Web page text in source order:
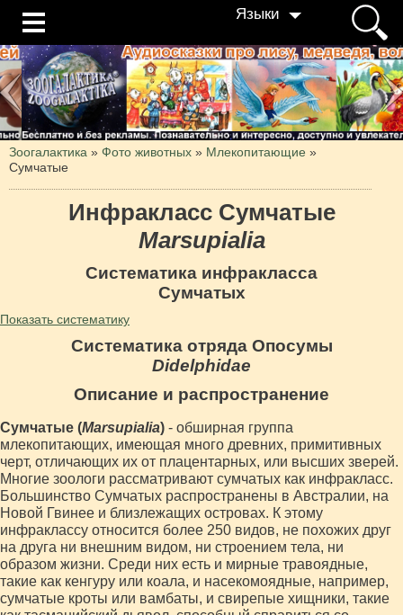
Языки
Зоогалактика » Фото животных » Млекопитающие »
Сумчатые
Инфракласс Сумчатые
Marsupialia
Систематика инфракласса
Сумчатых
Показать систематику
Систематика отряда Опосумы
Didelphidae
Описание и распространение
Сумчатые (Marsupialia) - обширная группа
млекопитающих, имеющая много древних, примитивных
черт, отличающих их от плацентарных, или высших зверей.
Многие зоологи рассматривают сумчатых как инфракласс.
Большинство Сумчатых распространены в Австралии, на
Новой Гвинее и близлежащих островах. К этому
инфраклассу относится более 250 видов, не похожих друг
на друга ни внешним видом, ни строением тела, ни
образом жизни. Среди них есть и мирные травоядные,
такие как кенгуру или коала, и насекомоядные, например,
сумчатые кроты или вамбаты, и свирепые хищники, такие